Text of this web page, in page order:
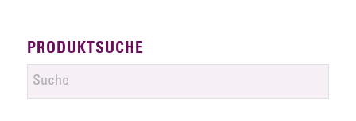
PRODUKTSUCHE